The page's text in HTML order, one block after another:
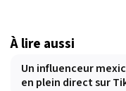
À lire aussi
Un influenceur
en plein direct sur